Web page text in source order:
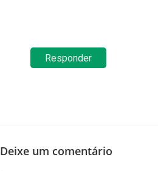
Responder
Deixe um comentário